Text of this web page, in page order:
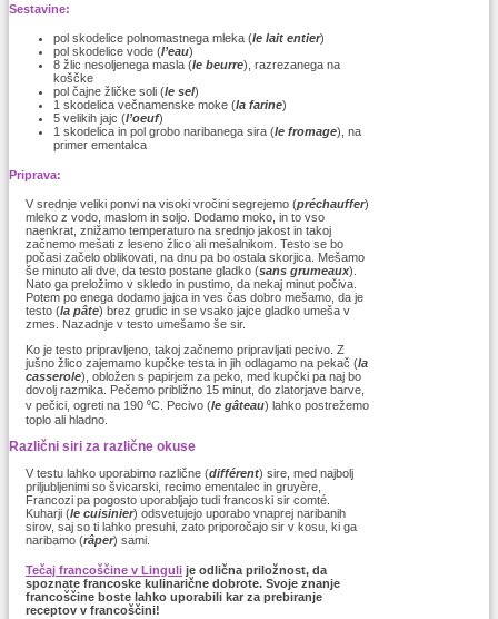
Sestavine:
pol skodelice polnomastnega mleka (le lait entier)
pol skodelice vode (l’eau)
8 žlic nesoljenega masla (le beurre), razrezanega na
koščke
pol čajne žličke soli (le sel)
1 skodelica večnamenske moke (la farine)
5 velikih jajc (l’oeuf)
1 skodelica in pol grobo naribanega sira (le fromage), na
primer ementalca
Priprava:
V srednje veliki ponvi na visoki vročini segrejemo (préchauffer)
mleko z vodo, maslom in soljo. Dodamo moko, in to vso
naenkrat, znižamo temperaturo na srednjo jakost in takoj
začnemo mešati z leseno žlico ali mešalnikom. Testo se bo
počasi začelo oblikovati, na dnu pa bo ostala skorjica. Mešamo
še minuto ali dve, da testo postane gladko (sans grumeaux).
Nato ga preložimo v skledo in pustimo, da nekaj minut počiva.
Potem po enega dodamo jajca in ves čas dobro mešamo, da je
testo (la pâte) brez grudic in se vsako jajce gladko umeša v
zmes. Nazadnje v testo umešamo še sir.
Ko je testo pripravljeno, takoj začnemo pripravljati pecivo. Z
jušno žlico zajemamo kupčke testa in jih odlagamo na pekač (la
casserole), obložen s papirjem za peko, med kupčki pa naj bo
dovolj razmika. Pečemo približno 15 minut, do zlatorjave barve,
v pečici, ogreti na 190 ⁰C. Pecivo (le gâteau) lahko postrežemo
toplo ali hladno.
Različni siri za različne okuse
V testu lahko uporabimo različne (différent) sire, med najbolj
priljubljenimi so švicarski, recimo ementalec in gruyère,
Francozi pa pogosto uporabljajo tudi francoski sir comté.
Kuharji (le cuisinier) odsvetujejo uporabo vnaprej naribanih
sirov, saj so ti lahko presuhi, zato priporočajo sir v kosu, ki ga
naribamo (râper) sami.
Tečaj francoščine v Linguli je odlična priložnost, da
spoznate francoske kulinarične dobrote. Svoje znanje
francoščine boste lahko uporabili kar za prebiranje
receptov v francoščini!